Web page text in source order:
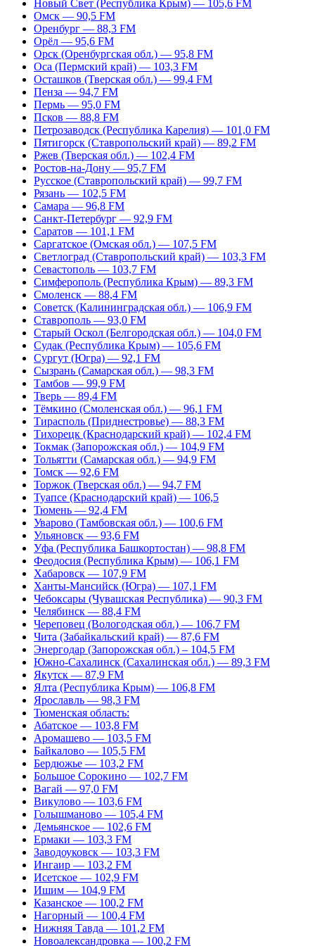
Новый Свет (Республика Крым) — 105,6 FM
Омск — 90,5 FM
Оренбург — 88,3 FM
Орёл — 95,6 FM
Орск (Оренбургская обл.) — 95,8 FM
Оса (Пермский край) — 103,3 FM
Осташков (Тверская обл.) — 99,4 FM
Пенза — 94,7 FM
Пермь — 95,0 FM
Псков — 88,8 FM
Петрозаводск (Республика Карелия) — 101,0 FM
Пятигорск (Ставропольский край) — 89,2 FM
Ржев (Тверская обл.) — 102,4 FM
Ростов-на-Дону — 95,7 FM
Русское (Ставропольский край) — 99,7 FM
Рязань — 102,5 FM
Самара — 96,8 FM
Санкт-Петербург — 92,9 FM
Саратов — 101,1 FM
Саргатское (Омская обл.) — 107,5 FM
Светлоград (Ставропольский край) — 103,3 FM
Севастополь — 103,7 FM
Симферополь (Республика Крым) — 89,3 FM
Смоленск — 88,4 FM
Советск (Калининградская обл.) — 106,9 FM
Ставрополь — 93,0 FM
Старый Оскол (Белгородская обл.) — 104,0 FM
Судак (Республика Крым) — 105,6 FM
Сургут (Югра) — 92,1 FM
Сызрань (Самарская обл.) — 98,3 FM
Тамбов — 99,9 FM
Тверь — 89,4 FM
Тёмкино (Смоленская обл.) — 96,1 FM
Тирасполь (Приднестровье) — 88,3 FM
Тихорецк (Краснодарский край) — 102,4 FM
Токмак (Запорожская обл.) — 104,9 FM
Тольятти (Самарская обл.) — 94,9 FM
Томск — 92,6 FM
Торжок (Тверская обл.) — 94,7 FM
Туапсе (Краснодарский край) — 106,5
Тюмень — 92,4 FM
Уварово (Тамбовская обл.) — 100,6 FM
Ульяновск — 93,6 FM
Уфа (Республика Башкортостан) — 98,8 FM
Феодосия (Республика Крым) — 106,1 FM
Хабаровск — 107,9 FM
Ханты-Мансийск (Югра) — 107,1 FM
Чебоксары (Чувашская Республика) — 90,3 FM
Челябинск — 88,4 FM
Череповец (Вологодская обл.) — 106,7 FM
Чита (Забайкальский край) — 87,6 FM
Энергодар (Запорожская обл.) – 104,5 FM
Южно-Сахалинск (Сахалинская обл.) — 89,3 FM
Якутск — 87,9 FM
Ялта (Республика Крым) — 106,8 FM
Ярославль — 98,3 FM
Тюменская область:
Абатское — 103,8 FM
Аромашево — 103,5 FM
Байкалово — 105,5 FM
Бердюжье — 103,2 FM
Большое Сорокино — 102,7 FM
Вагай — 97,0 FM
Викулово — 103,6 FM
Голышманово — 105,4 FM
Демьянское — 102,6 FM
Ермаки — 103,3 FM
Заводоуковск — 103,3 FM
Ингаир — 103,2 FM
Исетское — 102,9 FM
Ишим — 104,9 FM
Казанское — 100,2 FM
Нагорный — 100,4 FM
Нижняя Тавда — 101,2 FM
Новоалександровка — 100,2 FM